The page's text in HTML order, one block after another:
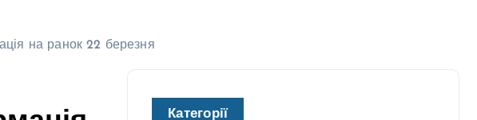
на ранок 22 березня
Категорії